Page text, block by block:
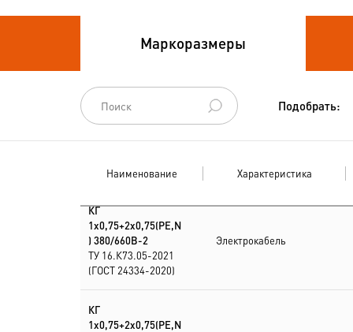
Кабели
термоэлектродные
Кабели управления
Маркоразмеры
Подобрать:
Наименование Характеристика
КГ
1х0,75+2х0,75(PE,N
) 380/660В-2
ТУ 16.К73.05-2021
(ГОСТ 24334-2020)
Электрокабель
КГ
1х0,75+2х0,75(PE,N